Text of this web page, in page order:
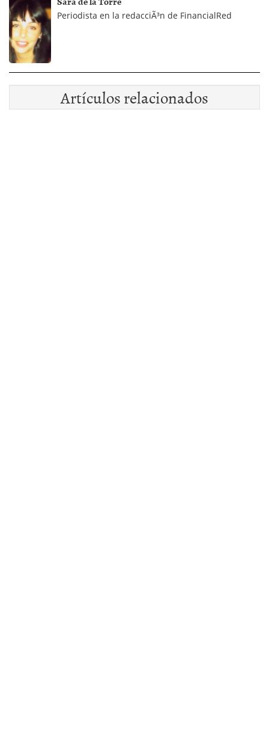
Periodista en la redacciÃ³n de FinancialRed
Artículos relacionados